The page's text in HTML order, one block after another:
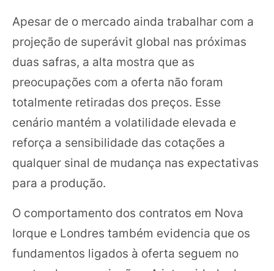
Apesar de o mercado ainda trabalhar com a
projeção de superávit global nas próximas
duas safras, a alta mostra que as
preocupações com a oferta não foram
totalmente retiradas dos preços. Esse
cenário mantém a volatilidade elevada e
reforça a sensibilidade das cotações a
qualquer sinal de mudança nas expectativas
para a produção.
O comportamento dos contratos em Nova
Iorque e Londres também evidencia que os
fundamentos ligados à oferta seguem no